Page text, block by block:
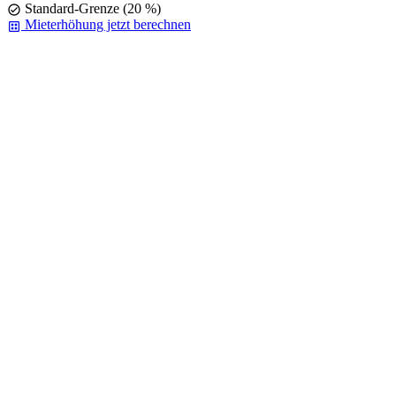
Standard-Grenze (20 %)
Mieterhöhung jetzt berechnen